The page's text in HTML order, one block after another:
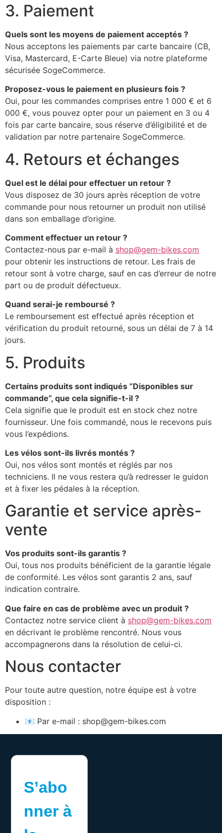
3. Paiement
Quels sont les moyens de paiement acceptés ?
Nous acceptons les paiements par carte bancaire (CB,
Visa, Mastercard, E-Carte Bleue) via notre plateforme
sécurisée SogeCommerce.
Proposez-vous le paiement en plusieurs fois ?
Oui, pour les commandes comprises entre 1 000 € et 6
000 €, vous pouvez opter pour un paiement en 3 ou 4
fois par carte bancaire, sous réserve d’éligibilité et de
validation par notre partenaire SogeCommerce.
4. Retours et échanges
Quel est le délai pour effectuer un retour ?
Vous disposez de 30 jours après réception de votre
commande pour nous retourner un produit non utilisé
dans son emballage d’origine.
Comment effectuer un retour ?
Contactez-nous par e-mail à shop@gem-bikes.com
pour obtenir les instructions de retour. Les frais de
retour sont à votre charge, sauf en cas d’erreur de notre
part ou de produit défectueux.
Quand serai-je remboursé ?
Le remboursement est effectué après réception et
vérification du produit retourné, sous un délai de 7 à 14
jours.
5. Produits
Certains produits sont indiqués “Disponibles sur
commande”, que cela signifie-t-il ?
Cela signifie que le produit est en stock chez notre
fournisseur. Une fois commandé, nous le recevons puis
vous l’expédions.
Les vélos sont-ils livrés montés ?
Oui, nos vélos sont montés et réglés par nos
techniciens. Il ne vous restera qu’à redresser le guidon
et à fixer les pédales à la réception.
Garantie et service après-
vente
Vos produits sont-ils garantis ?
Oui, tous nos produits bénéficient de la garantie légale
de conformité. Les vélos sont garantis 2 ans, sauf
indication contraire.
Que faire en cas de problème avec un produit ?
Contactez notre service client à shop@gem-bikes.com
en décrivant le problème rencontré. Nous vous
accompagnerons dans la résolution de celui-ci.
Nous contacter
Pour toute autre question, notre équipe est à votre
disposition :
📧 Par e-mail : shop@gem-bikes.com
S’abo
nner à